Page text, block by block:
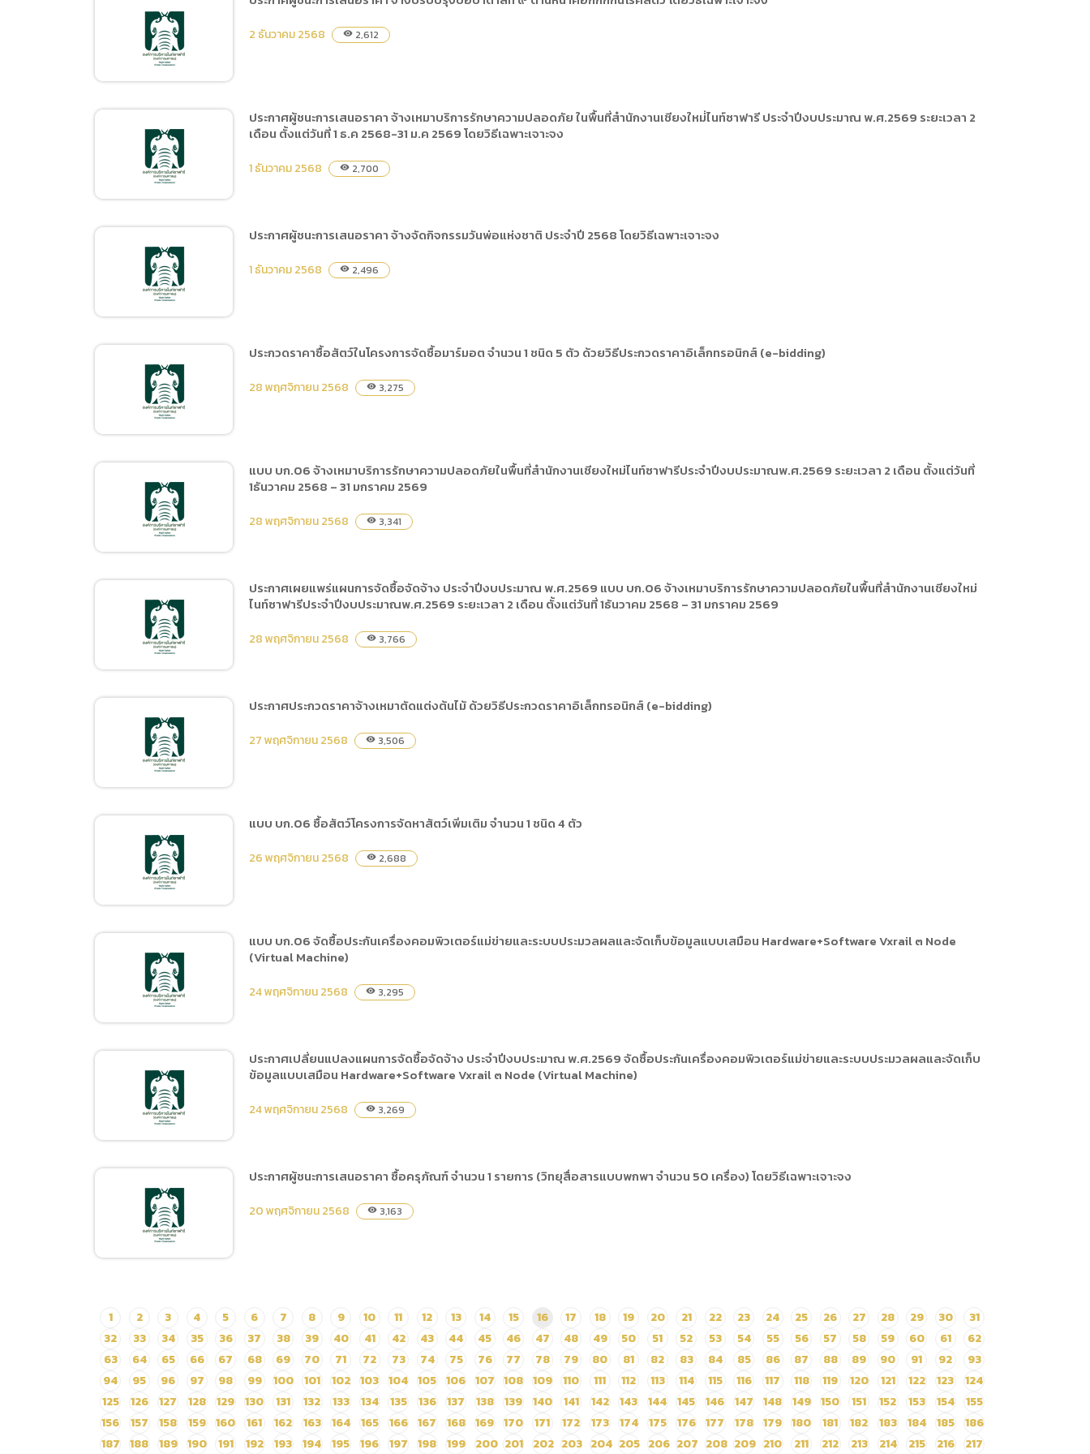
(ภาษาไทย) การเปิดเผยข้อมูลสาธารณะขององค์กร พ.ศ. 2569
Data utilization (Open Data)
แบบ บก.01 จ้างก่อสร้าง
ปรับปรุงหลังคาทางเดินหน้า
ส่วนแสดงโซนจากัวร์เทรล
ประกาศผู้ชนะการเสนอราคา
จ้างปรับปรุงบ่อบาดาลที่ ๙
ด้านหน้าคอกกักกันโรคสัตว์
โดยวิธีเฉพาะเจาะจง
2 ธันวาคม 2568 visibility 2,612
ประกาศผู้ชนะการเสนอราคา
จ้างเหมาบริการรักษาความ
ปลอดภัย ในพื้นที่สำนักงาน
เชียงใหม่่ไนท์ซาฟารี ประจำ
ปีงบประมาณ พ.ศ.2569
ระยะเวลา 2 เดือน ตั้งแต่วัน
ที่ 1 ธ.ค 2568-31 ม.ค 2569
โดยวิธีเฉพาะเจาะจง
ประกาศผู้ชนะการเสนอราคา จ้างเหมาบริการรักษาความปลอดภัย ในพื้นที่สำนักงานเชียงใหม่่ไนท์ซาฟารี ประจำปีงบประมาณ พ.ศ.2569 ระยะเวลา 2
เดือน ตั้งแต่วันที่ 1 ธ.ค 2568-31 ม.ค 2569 โดยวิธีเฉพาะเจาะจง
1 ธันวาคม 2568 visibility 2,700
ประกาศผู้ชนะการเสนอราคา
จ้างจัดกิจกรรมวันพ่อแห่ง
ชาติ ประจำปี 2568 โดยวิธี
เฉพาะเจาะจง
ประกาศผู้ชนะการเสนอราคา จ้างจัดกิจกรรมวันพ่อแห่งชาติ ประจำปี 2568 โดยวิธีเฉพาะเจาะจง
1 ธันวาคม 2568 visibility 2,496
ประกวดราคาซื้อสัตว์ใน
โครงการจัดซื้อมาร์มอต
จำนวน 1 ชนิด 5 ตัว ด้วยวิธี
ประกวดราคาอิเล็กทรอนิกส์
(e-bidding)
ประกวดราคาซื้อสัตว์ในโครงการจัดซื้อมาร์มอต จำนวน 1 ชนิด 5 ตัว ด้วยวิธีประกวดราคาอิเล็กทรอนิกส์ (e-bidding)
28 พฤศจิกายน 2568 visibility 3,275
แบบ บก.06 จ้างเหมาบริการ
รักษาความปลอดภัยในพื้นที่
สำนักงานเชียงใหม่ไนท์
ซาฟารีประจำปีงบประ
มาณพ.ศ.2569 ระยะเวลา 2
เดือน ตั้งแต่วันที่ 1ธันวาคม
2568 – 31 มกราคม 2569
แบบ บก.06 จ้างเหมาบริการรักษาความปลอดภัยในพื้นที่สำนักงานเชียงใหม่ไนท์ซาฟารีประจำปีงบประมาณพ.ศ.2569 ระยะเวลา 2 เดือน ตั้งแต่วันที่
1ธันวาคม 2568 – 31 มกราคม 2569
28 พฤศจิกายน 2568 visibility 3,341
ประกาศเผยแพร่แผนการจัด
ซื้อจัดจ้าง ประจำ
ปีงบประมาณ พ.ศ.2569
แบบ บก.06 จ้างเหมาบริการ
รักษาความปลอดภัยในพื้นที่
สำนักงานเชียงใหม่ไนท์
ซาฟารีประจำปีงบประ
มาณพ.ศ.2569 ระยะเวลา 2
เดือน ตั้งแต่วันที่ 1ธันวาคม
ประกาศเผยแพร่แผนการจัดซื้อจัดจ้าง ประจำปีงบประมาณ พ.ศ.2569 แบบ บก.06 จ้างเหมาบริการรักษาความปลอดภัยในพื้นที่สำนักงานเชียงใหม่
ไนท์ซาฟารีประจำปีงบประมาณพ.ศ.2569 ระยะเวลา 2 เดือน ตั้งแต่วันที่ 1ธันวาคม 2568 – 31 มกราคม 2569
28 พฤศจิกายน 2568 visibility 3,766
ประกาศประกวดราคาจ้าง
เหมาตัดแต่งต้นไม้ ด้วยวิธี
ประกวดราคาอิเล็กทรอนิกส์
(e-bidding)
ประกาศประกวดราคาจ้างเหมาตัดแต่งต้นไม้ ด้วยวิธีประกวดราคาอิเล็กทรอนิกส์ (e-bidding)
27 พฤศจิกายน 2568 visibility 3,506
แบบ บก.06 ซื้อสัตว์
โครงการจัดหาสัตว์เพิ่มเติม
จำนวน 1 ชนิด 4 ตัว
แบบ บก.06 ซื้อสัตว์โครงการจัดหาสัตว์เพิ่มเติม จำนวน 1 ชนิด 4 ตัว
26 พฤศจิกายน 2568 visibility 2,688
แบบ บก.06 จัดซื้อประกัน
เครื่องคอมพิวเตอร์แม่ข่าย
และระบบประมวลผลและจัด
เก็บข้อมูลแบบเสมือน
Hardware+Software
Vxrail ๓ Node (Virtual
แบบ บก.06 จัดซื้อประกันเครื่องคอมพิวเตอร์แม่ข่ายและระบบประมวลผลและจัดเก็บข้อมูลแบบเสมือน Hardware+Software Vxrail ๓ Node
(Virtual Machine)
24 พฤศจิกายน 2568 visibility 3,295
ประกาศเปลี่ยนแปลง
แผนการจัดซื้อจัดจ้าง ประจำ
ปีงบประมาณ พ.ศ.2569 จัด
ซื้อประกันเครื่อง
ข้อมูลแบบเสมือน
Hardware+Software
Vxrail ๓ Node (Virtual
Machine)
ประกาศเปลี่ยนแปลงแผนการจัดซื้อจัดจ้าง ประจำปีงบประมาณ พ.ศ.2569 จัดซื้อประกันเครื่องคอมพิวเตอร์แม่ข่ายและระบบประมวลผลและจัดเก็บ
ข้อมูลแบบเสมือน Hardware+Software Vxrail ๓ Node (Virtual Machine)
24 พฤศจิกายน 2568 visibility 3,269
ประกาศผู้ชนะการเสนอราคา
ซื้อครุภัณฑ์ จำนวน 1 รายการ
(วิทยุสื่อสารแบบพกพา
จำนวน 50 เครื่อง) โดยวิธี
เฉพาะเจาะจง
ประกาศผู้ชนะการเสนอราคา ซื้อครุภัณฑ์ จำนวน 1 รายการ (วิทยุสื่อสารแบบพกพา จำนวน 50 เครื่อง) โดยวิธีเฉพาะเจาะจง
20 พฤศจิกายน 2568 visibility 3,163
1 2 3 4 5 6 7 8 9 10 11 12 13 14 15 16 17 18 19 20 21 22 23 24 25 26 27 28 29 30
31
32
33 34 35 36 37 38 39 40 41 42 43 44 45 46 47 48 49 50 51 52 53 54 55 56 57 58 59 60 61
62
63
64 65 66 67 68 69 70 71 72 73 74 75 76 77 78 79 80 81 82 83 84 85 86 87 88 89 90 91 92
93
94
95 96 97 98 99 100 101 102 103 104 105 106 107 108 109 110 111 112 113 114 115 116 117 118 119 120 121 122 123
124
125
126 127 128 129 130 131 132 133 134 135 136 137 138 139 140 141 142 143 144 145 146 147 148 149 150 151 152 153 154
155
156
157 158 159 160 161 162 163 164 165 166 167 168 169 170 171 172 173 174 175 176 177 178 179 180 181 182 183 184 185
186
187
188 189 190 191 192 193 194 195 196 197 198 199 200 201 202 203 204 205 206 207 208 209 210 211 212 213 214 215 216 217